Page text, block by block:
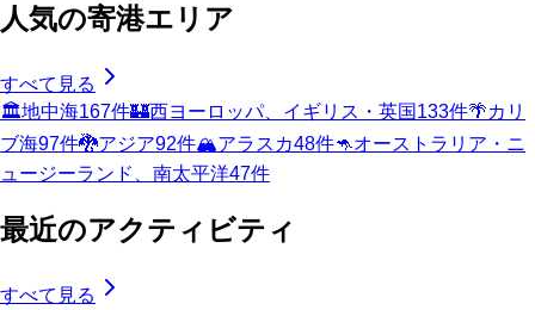
人気の寄港エリア
すべて見る
🏛️地中海167件🏰西ヨーロッパ、イギリス・英国133件🌴カリ
ブ海97件🐉アジア92件🏔️アラスカ48件🦘オーストラリア・ニ
ュージーランド、南太平洋47件
最近のアクティビティ
すべて見る